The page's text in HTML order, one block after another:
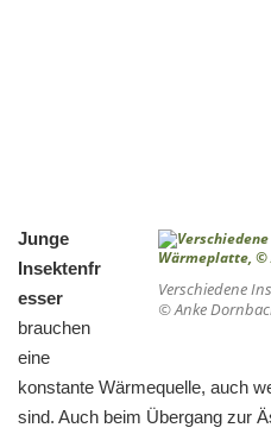
Verschiedene
© Anke
Junge
Insektenfr
esser
brauchen
eine
konstante Wärmequelle, auch
sind. Auch beim Übergang zur